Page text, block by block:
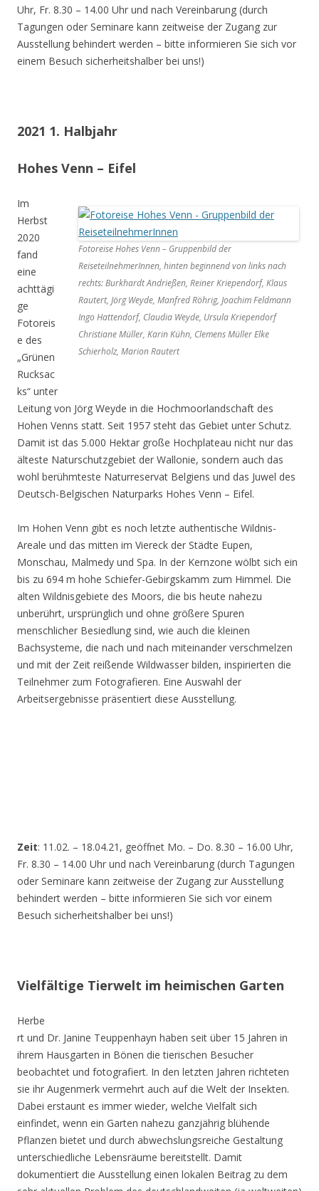
Uhr, Fr. 8.30 – 14.00 Uhr und nach Vereinbarung (durch
Tagungen oder Seminare kann zeitweise der Zugang zur
Ausstellung behindert werden – bitte informieren Sie sich vor
einem Besuch sicherheitshalber bei uns!)
2021 1. Halbjahr
Hohes Venn – Eifel
Fotoreise Hohes Venn – Gruppenbild der
ReiseteilnehmerInnen, hinten beginnend von links nach
rechts: Burkhardt Andrießen, Reiner Kriependorf, Klaus
Rautert, Jörg Weyde, Manfred Röhrig, Joachim Feldmann
Ingo Hattendorf, Claudia Weyde, Ursula Kriependorf
Christiane Müller, Karin Kühn, Clemens Müller Elke
Schierholz, Marion Rautert
Im
Herbst
2020
fand
eine
achttägi
ge
Fotoreis
e des
„Grünen
Rucksac
ks“ unter
Leitung von Jörg Weyde in die Hochmoorlandschaft des
Hohen Venns statt. Seit 1957 steht das Gebiet unter Schutz.
Damit ist das 5.000 Hektar große Hochplateau nicht nur das
älteste Naturschutzgebiet der Wallonie, sondern auch das
wohl berühmteste Naturreservat Belgiens und das Juwel des
Deutsch-Belgischen Naturparks Hohes Venn – Eifel.
Im Hohen Venn gibt es noch letzte authentische Wildnis-
Areale und das mitten im Viereck der Städte Eupen,
Monschau, Malmedy und Spa. In der Kernzone wölbt sich ein
bis zu 694 m hohe Schiefer-Gebirgskamm zum Himmel. Die
alten Wildnisgebiete des Moors, die bis heute nahezu
unberührt, ursprünglich und ohne größere Spuren
menschlicher Besiedlung sind, wie auch die kleinen
Bachsysteme, die nach und nach miteinander verschmelzen
und mit der Zeit reißende Wildwasser bilden, inspirierten die
Teilnehmer zum Fotografieren. Eine Auswahl der
Arbeitsergebnisse präsentiert diese Ausstellung.
Zeit: 11.02. – 18.04.21, geöffnet Mo. – Do. 8.30 – 16.00 Uhr,
Fr. 8.30 – 14.00 Uhr und nach Vereinbarung (durch Tagungen
oder Seminare kann zeitweise der Zugang zur Ausstellung
behindert werden – bitte informieren Sie sich vor einem
Besuch sicherheitshalber bei uns!)
Vielfältige Tierwelt im heimischen Garten
Herbe
rt und Dr. Janine Teuppenhayn haben seit über 15 Jahren in
ihrem Hausgarten in Bönen die tierischen Besucher
beobachtet und fotografiert. In den letzten Jahren richteten
sie ihr Augenmerk vermehrt auch auf die Welt der Insekten.
Dabei erstaunt es immer wieder, welche Vielfalt sich
einfindet, wenn ein Garten nahezu ganzjährig blühende
Pflanzen bietet und durch abwechslungsreiche Gestaltung
unterschiedliche Lebensräume bereitstellt. Damit
dokumentiert die Ausstellung einen lokalen Beitrag zu dem